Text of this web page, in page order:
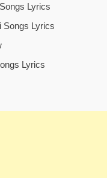
Lyrics
Songs Lyrics
Lyrics